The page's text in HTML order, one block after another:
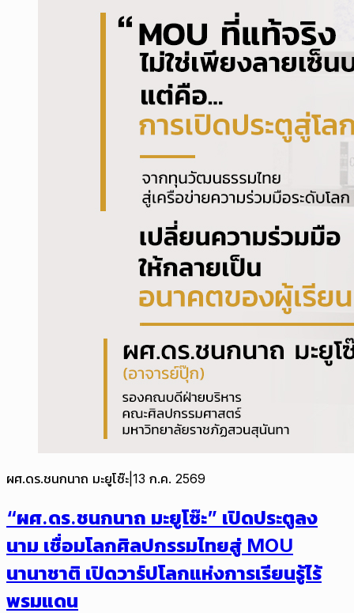
ผศ.ดร.ชนกนาถ มะยูโซ๊ะ 13 ก.ค. 2569
“ผศ.ดร.ชนกนาถ มะยูโซ๊ะ” เปิดประตูลง
นาม เชื่อมโลกศิลปกรรมไทยสู่ MOU
นานาชาติ เปิดวาร์ปโลกแห่งการเรียนรู้ไร้
พรมแดน